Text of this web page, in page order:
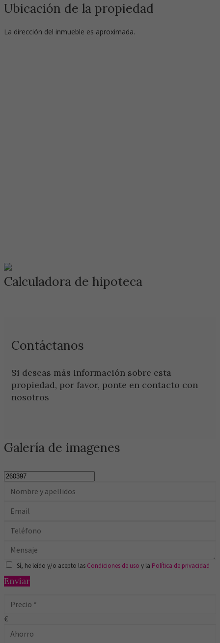
Ubicación de la propiedad
La dirección del inmueble es aproximada.
Calculadora de hipoteca
Contáctanos
Si deseas más información sobre esta
propiedad, por favor, ponte en contacto con
nosotros
Galería de imagenes
Sí, he leído y/o acepto las Condiciones de uso y la Política de privacidad
Enviar
€